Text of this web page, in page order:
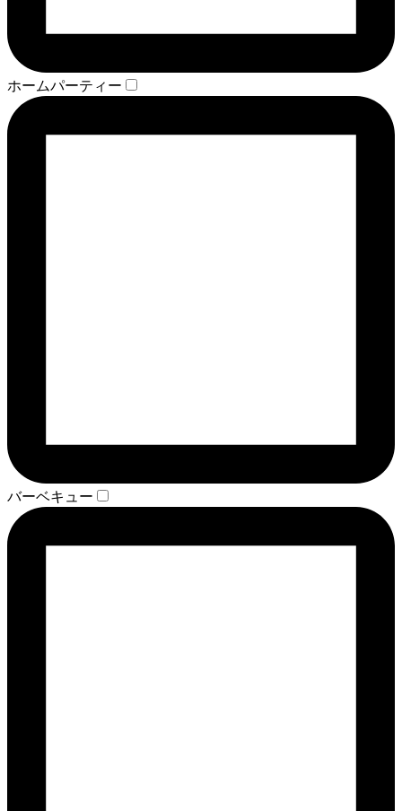
ホームパーティー
バーベキュー